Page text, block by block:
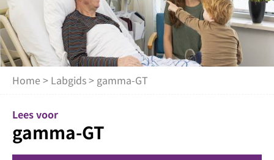
Home > Labgids> gamma-GT
Lees voor
gamma-GT